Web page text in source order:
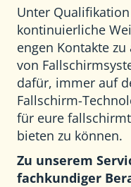
Unter
kontinuierliche
engen Kontakte
von
dafür, immer auf
Fallschirm-
für eure
bieten zu können.
Zu unserem
fachkundiger